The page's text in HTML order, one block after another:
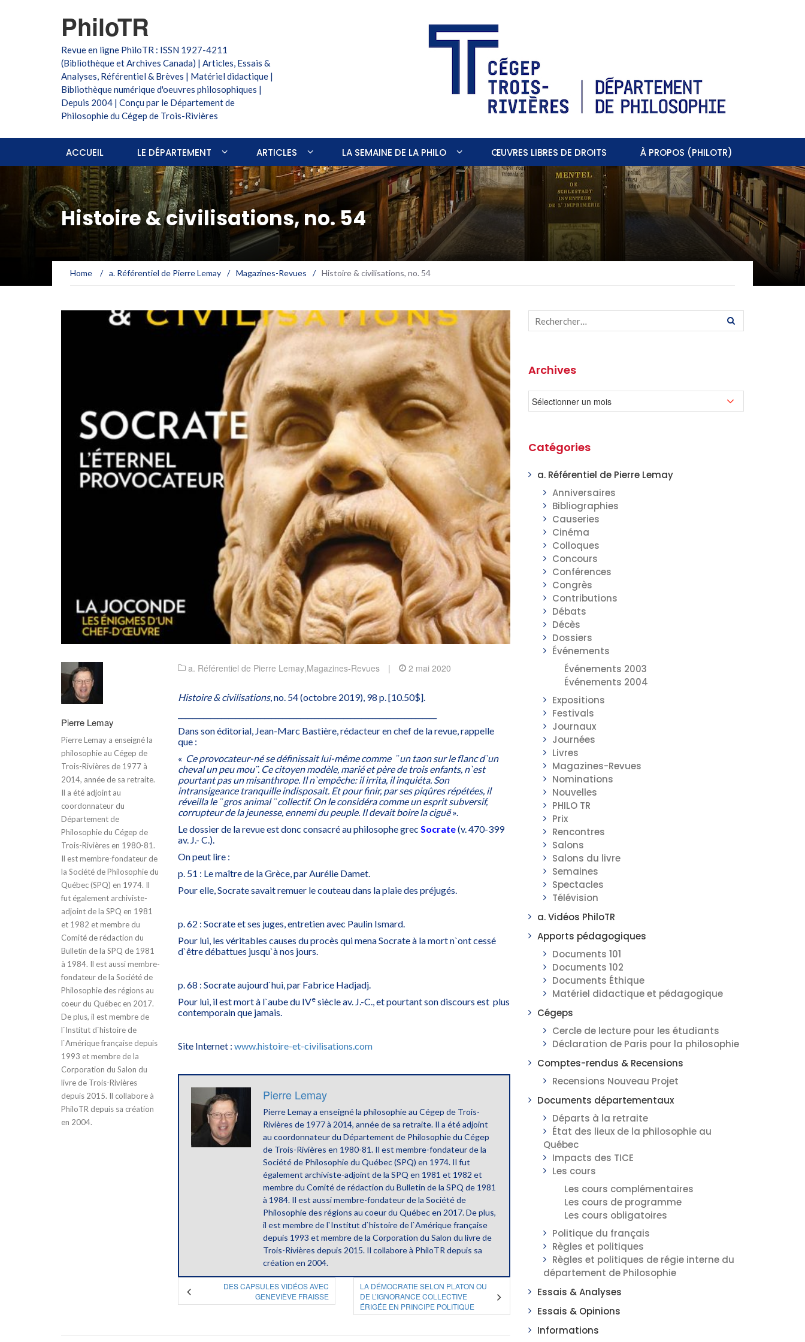
PhiloTR
Revue en ligne PhiloTR : ISSN 1927-4211
(Bibliothèque et Archives Canada) | Articles, Essais &
Analyses, Référentiel & Brèves | Matériel didactique |
Bibliothèque numérique d'oeuvres philosophiques |
Depuis 2004 | Conçu par le Département de
Philosophie du Cégep de Trois-Rivières
ACCUEIL LE DÉPARTEMENT ARTICLES LA SEMAINE DE LA PHILO ŒUVRES LIBRES DE DROITS À PROPOS (PHILOTR)
Histoire & civilisations, no. 54
Home / a. Référentiel de Pierre Lemay / Magazines-Revues / Histoire & civilisations, no. 54
Pierre Lemay
Pierre Lemay a enseigné la
philosophie au Cégep de
Trois-Rivières de 1977 à
2014, année de sa retraite.
Il a été adjoint au
coordonnateur du
Département de
Philosophie du Cégep de
Trois-Rivières en 1980-81.
Il est membre-fondateur de
la Société de Philosophie du
Québec (SPQ) en 1974. Il
fut également archiviste-
adjoint de la SPQ en 1981
et 1982 et membre du
Comité de rédaction du
Bulletin de la SPQ de 1981
à 1984. Il est aussi membre-
fondateur de la Société de
Philosophie des régions au
coeur du Québec en 2017.
De plus, il est membre de
l`Institut d`histoire de
l`Amérique française depuis
1993 et membre de la
Corporation du Salon du
livre de Trois-Rivières
depuis 2015. Il collabore à
PhiloTR depuis sa création
en 2004.
a. Référentiel de Pierre Lemay,Magazines-Revues | 2 mai 2020
Histoire & civilisations, no. 54 (octobre 2019), 98 p. [10.50$].
Dans son éditorial, Jean-Marc Bastière, rédacteur en chef de la revue, rappelle
que :
« Ce provocateur-né se définissait lui-même comme ­ ¨ un taon sur le flanc d`un
cheval un peu mou¨. Ce citoyen modèle, marié et père de trois enfants, n`est
pourtant pas un misanthrope. Il n`empêche: il irrita, il inquiéta. Son
intransigeance tranquille indisposait. Et pour finir, par ses piqûres répétées, il
réveilla le ¨ gros animal ¨ collectif. On le considéra comme un esprit subversif,
corrupteur de la jeunesse, ennemi du peuple. Il devait boire la ciguë».
Le dossier de la revue est donc consacré au philosophe grec Socrate(v. 470-399
av. J.- C.).
On peut lire :
p. 51 : Le maître de la Grèce, par Aurélie Damet.
Pour elle, Socrate savait remuer le couteau dans la plaie des préjugés.
p. 62 : Socrate et ses juges, entretien avec Paulin Ismard.
Pour lui, les véritables causes du procès qui mena Socrate à la mort n`ont cessé
d`être débattues jusqu`à nos jours.
p. 68 : Socrate aujourd`hui, par Fabrice Hadjadj.
Pour lui, il est mort à l`aube du IVe siècle av. J.-C., et pourtant son discours est plus
contemporain que jamais.
Site Internet : www.histoire-et-civilisations.com
Pierre Lemay
Pierre Lemay a enseigné la philosophie au Cégep de Trois-
Rivières de 1977 à 2014, année de sa retraite. Il a été adjoint
au coordonnateur du Département de Philosophie du Cégep
de Trois-Rivières en 1980-81. Il est membre-fondateur de la
Société de Philosophie du Québec (SPQ) en 1974. Il fut
également archiviste-adjoint de la SPQ en 1981 et 1982 et
membre du Comité de rédaction du Bulletin de la SPQ de 1981
à 1984. Il est aussi membre-fondateur de la Société de
Philosophie des régions au coeur du Québec en 2017. De plus,
il est membre de l`Institut d`histoire de l`Amérique française
depuis 1993 et membre de la Corporation du Salon du livre de
Trois-Rivières depuis 2015. Il collabore à PhiloTR depuis sa
création en 2004.
DES CAPSULES VIDÉOS AVEC
GENEVIÈVE FRAISSE
LA DÉMOCRATIE SELON PLATON OU
DE L’IGNORANCE COLLECTIVE
ÉRIGÉE EN PRINCIPE POLITIQUE
Archives
Catégories
a. Référentiel de Pierre Lemay
Anniversaires
Bibliographies
Causeries
Cinéma
Colloques
Concours
Conférences
Congrès
Contributions
Débats
Décès
Dossiers
Événements
Événements 2003
Événements 2004
Expositions
Festivals
Journaux
Journées
Livres
Magazines-Revues
Nominations
Nouvelles
PHILO TR
Prix
Rencontres
Salons
Salons du livre
Semaines
Spectacles
Télévision
a. Vidéos PhiloTR
Apports pédagogiques
Documents 101
Documents 102
Documents Éthique
Matériel didactique et pédagogique
Cégeps
Cercle de lecture pour les étudiants
Déclaration de Paris pour la philosophie
Comptes-rendus & Recensions
Recensions Nouveau Projet
Documents départementaux
Départs à la retraite
État des lieux de la philosophie au
Québec
Impacts des TICE
Les cours
Les cours complémentaires
Les cours de programme
Les cours obligatoires
Politique du français
Règles et politiques
Règles et politiques de régie interne du
département de Philosophie
Essais & Analyses
Essais & Opinions
Informations